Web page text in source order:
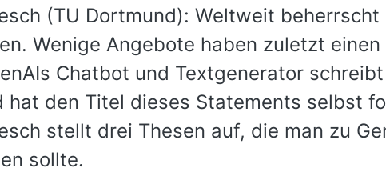
(TU Dortmund): Weltweit beherrscht
Wenige Angebote haben zuletzt einen
Chatbot und Textgenerator schreibt
hat den Titel dieses Statements selbst
stellt drei Thesen auf, die man zu
sollte.